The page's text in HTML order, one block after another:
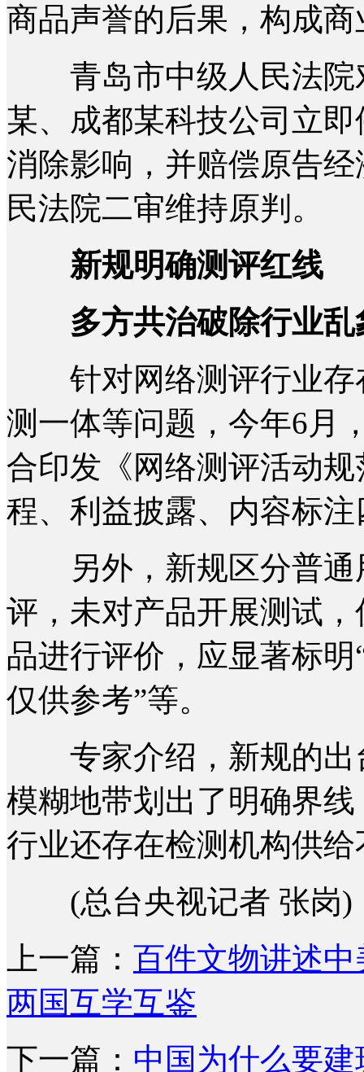
商品声誉的后果，构成
青岛市中级人民法院
某、成都某科技公司立
消除影响，并赔偿原告
民法院二审维持原判。
新规明确测评红线
多方共治破除行业乱
针对网络测评行业存
测一体等问题，今年6月
合印发《网络测评活动
程、利益披露、内容标
另外，新规区分普通
评，未对产品开展测试
品进行评价，应显著标
仅供参考”等。
专家介绍，新规的出
模糊地带划出了明确界
行业还存在检测机构供
(总台央视记者 张岗)
上一篇： 百件文物讲述
两国互学互鉴
下一篇： 中国为什么要